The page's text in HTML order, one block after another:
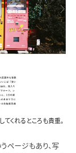
てくれるところも貴重。
うページもあり、写